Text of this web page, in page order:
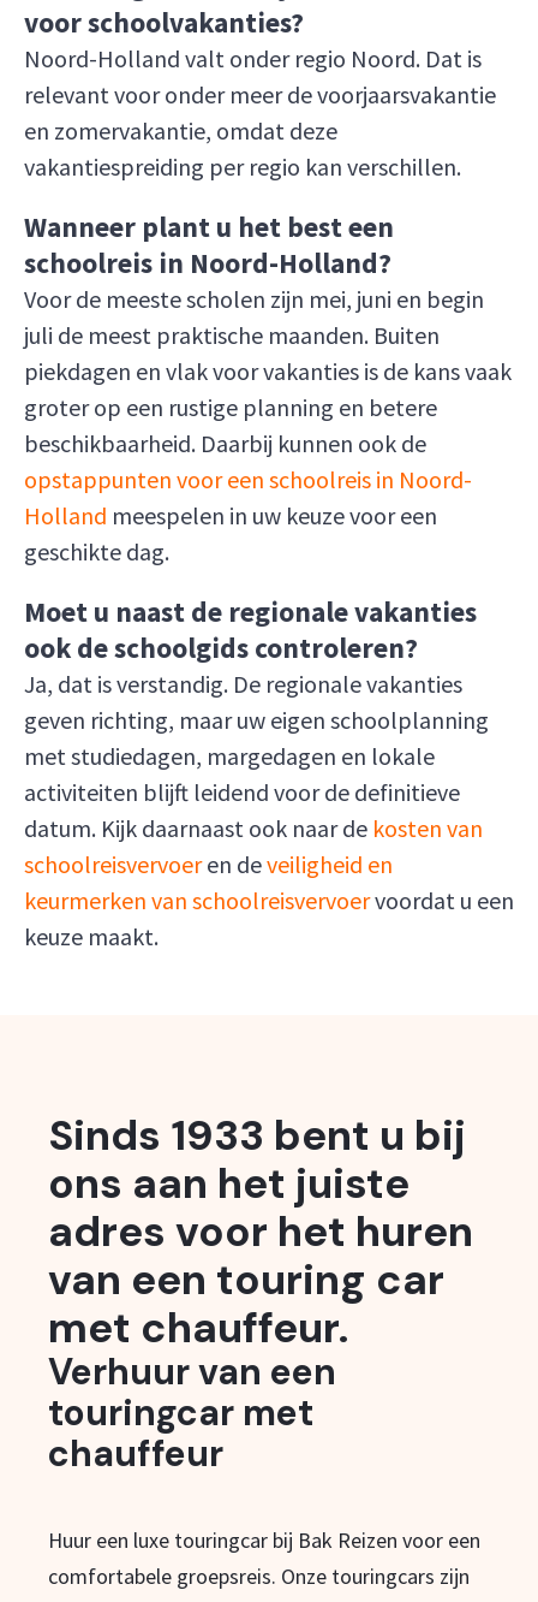
voor schoolvakanties?
Noord-Holland valt onder regio Noord. Dat is
relevant voor onder meer de voorjaarsvakantie
en zomervakantie, omdat deze
vakantiespreiding per regio kan verschillen.
Wanneer plant u het best een
schoolreis in Noord-Holland?
Voor de meeste scholen zijn mei, juni en begin
juli de meest praktische maanden. Buiten
piekdagen en vlak voor vakanties is de kans vaak
groter op een rustige planning en betere
beschikbaarheid. Daarbij kunnen ook de
opstappunten voor een schoolreis in Noord-
Holland meespelen in uw keuze voor een
geschikte dag.
Moet u naast de regionale vakanties
ook de schoolgids controleren?
Ja, dat is verstandig. De regionale vakanties
geven richting, maar uw eigen schoolplanning
met studiedagen, margedagen en lokale
activiteiten blijft leidend voor de definitieve
datum. Kijk daarnaast ook naar de kosten van
schoolreisvervoeren deveiligheid en
keurmerken van schoolreisvervoervoordat u een
keuze maakt.
Sinds 1933 bent u bij
ons aan het juiste
adres voor het huren
van een touring car
met chauffeur.
Verhuur van een
touringcar met
chauffeur
Huur een luxe touringcar bij Bak Reizen voor een
comfortabele groepsreis. Onze touringcars zijn